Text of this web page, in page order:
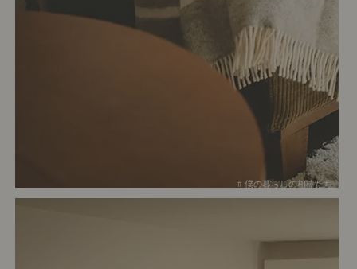
# 僕の暮らしの相棒たち